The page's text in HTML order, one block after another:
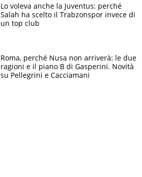
Lo voleva anche la Juventus: perché
Salah ha scelto il Trabzonspor invece di
un top club
Roma, perché Nusa non arriverà: le due
ragioni e il piano B di Gasperini. Novità
su Pellegrini e Cacciamani